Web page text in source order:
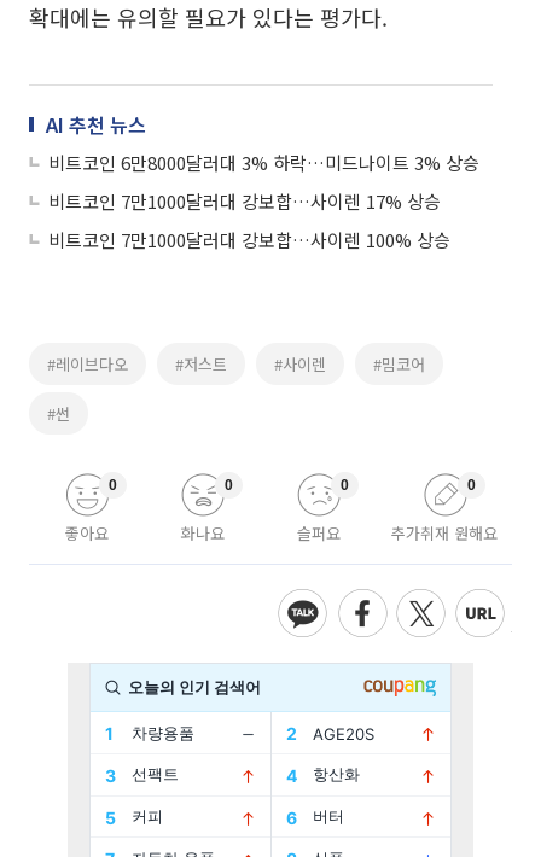
확대에는 유의할 필요가 있다는 평가다.
AI 추천 뉴스
비트코인 6만8000달러대 3% 하락…미드나이트 3% 상승
비트코인 7만1000달러대 강보합…사이렌 17% 상승
비트코인 7만1000달러대 강보합…사이렌 100% 상승
#레이브다오 #저스트 #사이렌 #밈코어
#썬
좋아요
0
화나요
0
슬퍼요
0
추가취재 원해요
0